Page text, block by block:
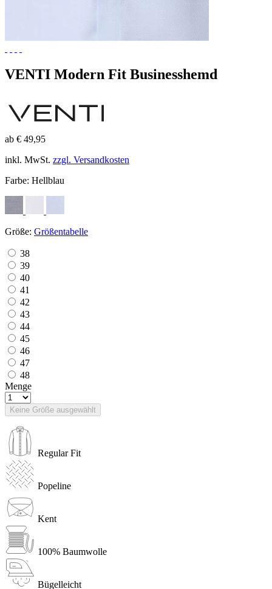
VENTI Modern Fit Businesshemd
ab € 49,95
inkl. MwSt. zzgl. Versandkosten
Farbe: Hellblau
Größe: Größentabelle
38
39
40
41
42
43
44
45
46
47
48
Menge
Keine Größe ausgewählt
Regular Fit
Popeline
Kent
100% Baumwolle
Bügelleicht